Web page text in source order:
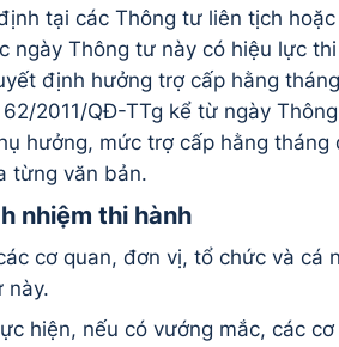
tại các Thông tư liên tịch
ngày Thông tư này có hiệu lực
định hưởng trợ cấp hằng
2011/QĐ-TTg kể từ ngày
hưởng, mức trợ cấp hằng
từng văn bản.
nhiệm thi hành
cơ quan, đơn vị, tổ chức và cá
này.
hiện, nếu có vướng mắc, các